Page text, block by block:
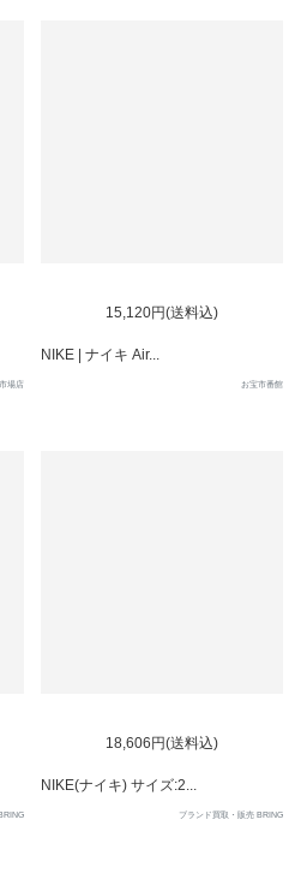
場店
15,120円(送料込)
NIKE | ナイキ Air...
お宝市番館
18,606円(送料込)
NIKE(ナイキ) サイズ:2...
ブランド買取・販売 BRING